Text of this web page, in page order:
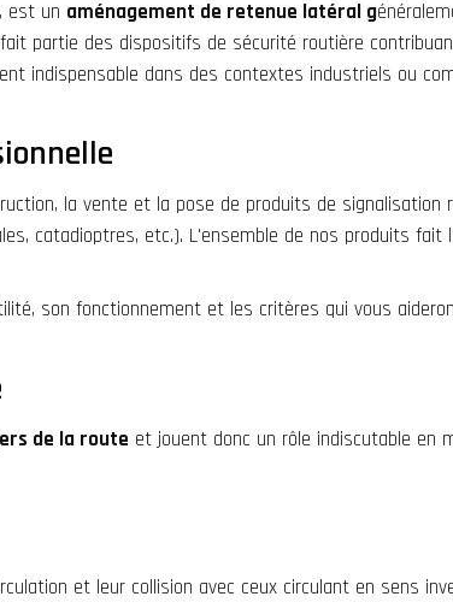
est un aménagement de retenue latéral g
partie des dispositifs de sécurité routière
indispensable dans des contextes industriels ou
la vente et la pose de produits de signalisation
catadioptres, etc.). L'ensemble de nos produits fait
son fonctionnement et les critères qui vous
de la route et jouent donc un rôle indiscutable en
et leur collision avec ceux circulant en sens